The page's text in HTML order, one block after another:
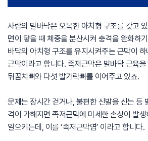
사람의 발바닥은 오목한 아치형 구조를 갖고
면이 닿을 때 체중을 분산시켜 충격을 완화하
바닥의 아치형 구조를 유지시켜주는 근막이
근막이라고 합니다. 족저근막은 발바닥 근육
뒤꿈치뼈와 다섯 발가락뼈를 이어주고 있죠.
문제는 장시간 걷거나, 불편한 신발을 신는 등
격이 가해지면 족저근막에 미세한 손상이 발
일으키는데, 이를 ‘족저근막염’ 이라고 합니다.